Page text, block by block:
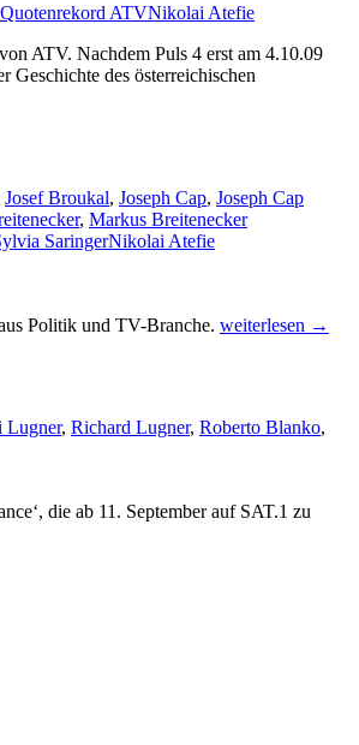
Quotenrekord ATVNikolai Atefie
ATV. Nachdem Puls 4 erst am 4.10.09
des österreichischen
Josef Broukal, Joseph Cap, Joseph Cap
, Markus Breitenecker
SaringerNikolai Atefie
Politik und TV-Branche. Die
weiterlesen →
Lugner, Richard Lugner, Roberto Blanko,
die ab 11. September auf SAT.1 zu